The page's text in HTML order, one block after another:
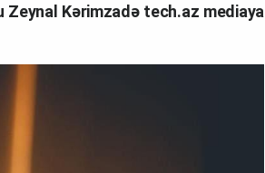
Kərimzadə tech.az mediaya